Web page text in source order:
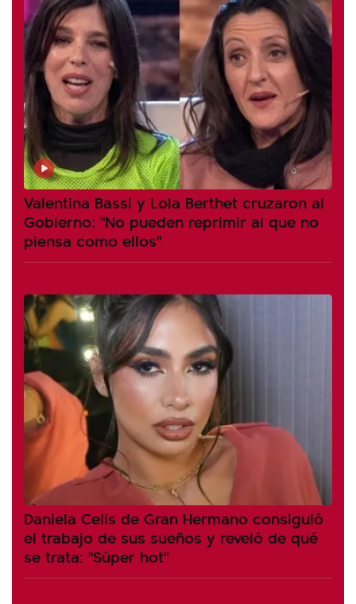
Valentina Bassi y Lola Berthet cruzaron al
Gobierno: "No pueden reprimir al que no
piensa como ellos"
Daniela Celis de Gran Hermano consiguió
el trabajo de sus sueños y reveló de qué
se trata: "Súper hot"